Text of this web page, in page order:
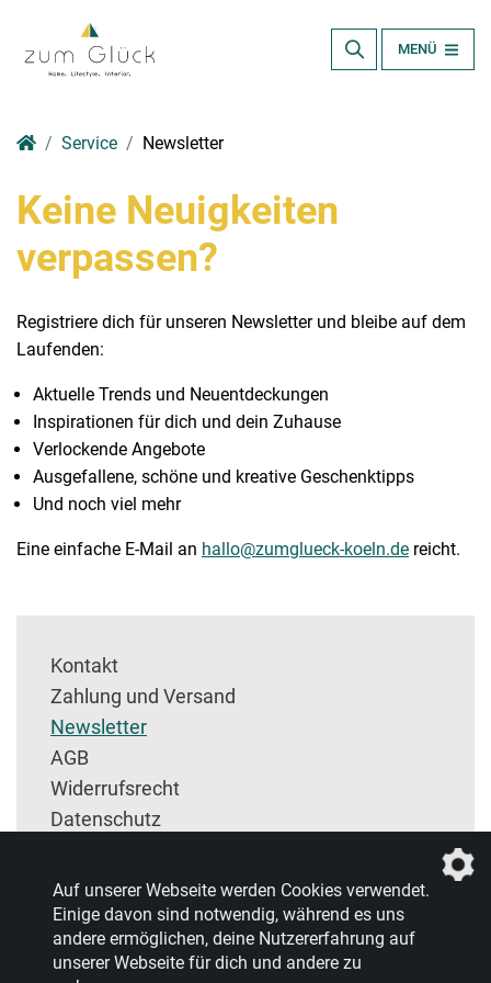
MENÜ
Service Newsletter
Keine Neuigkeiten
verpassen?
Registriere dich für unseren Newsletter und bleibe auf dem
Laufenden:
Aktuelle Trends und Neuentdeckungen
Inspirationen für dich und dein Zuhause
Verlockende Angebote
Ausgefallene, schöne und kreative Geschenktipps
Und noch viel mehr
Eine einfache E-Mail an hallo@zumglueck-koeln.de reicht.
Kontakt
Zahlung und Versand
Newsletter
AGB
Widerrufsrecht
Datenschutz
Entsorgung und Rückgabe
Auf unserer Webseite werden Cookies verwendet.
Einige davon sind notwendig, während es uns
andere ermöglichen, deine Nutzererfahrung auf
unserer Webseite für dich und andere zu